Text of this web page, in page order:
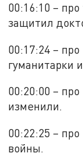
00:16:10 –
защитил
00:17:24 –
гуманитарки
00:20:00 –
изменили.
00:22:25 –
войны.